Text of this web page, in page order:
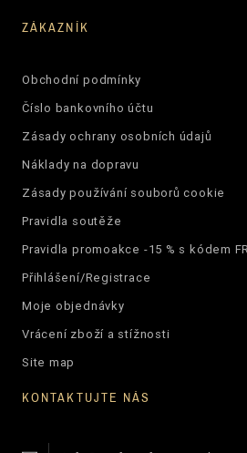
ZÁKAZNÍK
Obchodní podmínky
Číslo bankovního účtu
Zásady ochrany osobních údajů
Náklady na dopravu
Zásady používání souborů cookie
Pravidla soutěže
Pravidla promoakce -15 % s kódem
Přihlášení/Registrace
Moje objednávky
Vrácení zboží a stížnosti
Site map
KONTAKTUJTE NÁS